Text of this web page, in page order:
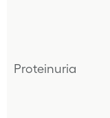
Proteinuria